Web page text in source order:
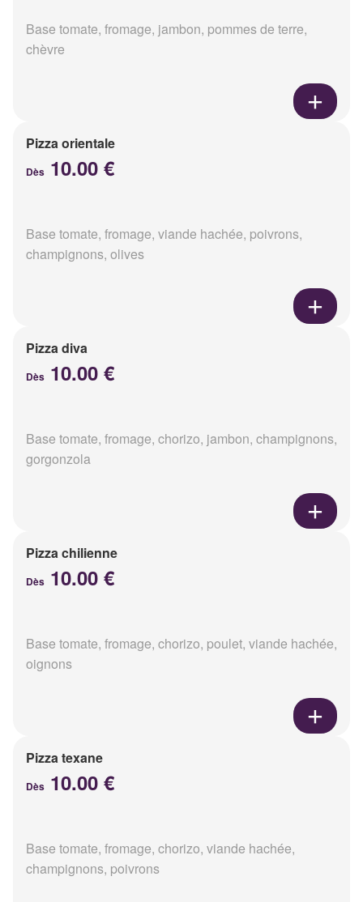
Base tomate, fromage, jambon, pommes de terre,
chèvre
Pizza orientale
Dès 10.00 €
Base tomate, fromage, viande hachée, poivrons,
champignons, olives
Pizza diva
Dès 10.00 €
Base tomate, fromage, chorizo, jambon, champignons,
gorgonzola
Pizza chilienne
Dès 10.00 €
Base tomate, fromage, chorizo, poulet, viande hachée,
oignons
Pizza texane
Dès 10.00 €
Base tomate, fromage, chorizo, viande hachée,
champignons, poivrons